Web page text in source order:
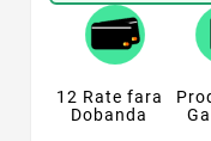
12 Rate fara
Dobanda